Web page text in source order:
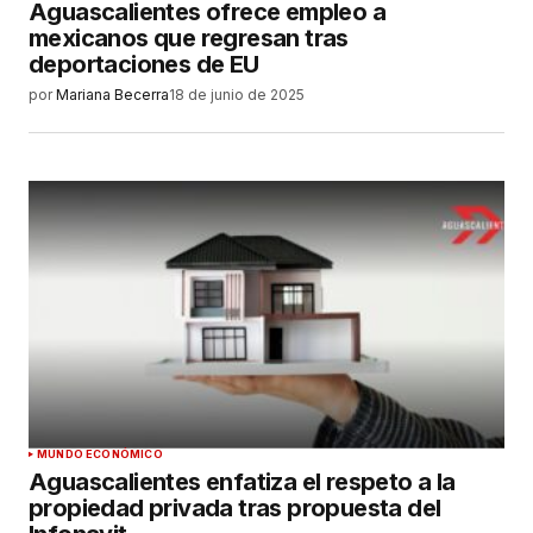
haga un comentario.
ENVIAR COMENTARIO
Aguascalientes ofrece empleo a
mexicanos que regresan tras
deportaciones de EU
por Mariana Becerra18 de junio de 2025
MUNDO ECONÓMICO
Aguascalientes enfatiza el respeto a la
propiedad privada tras propuesta del